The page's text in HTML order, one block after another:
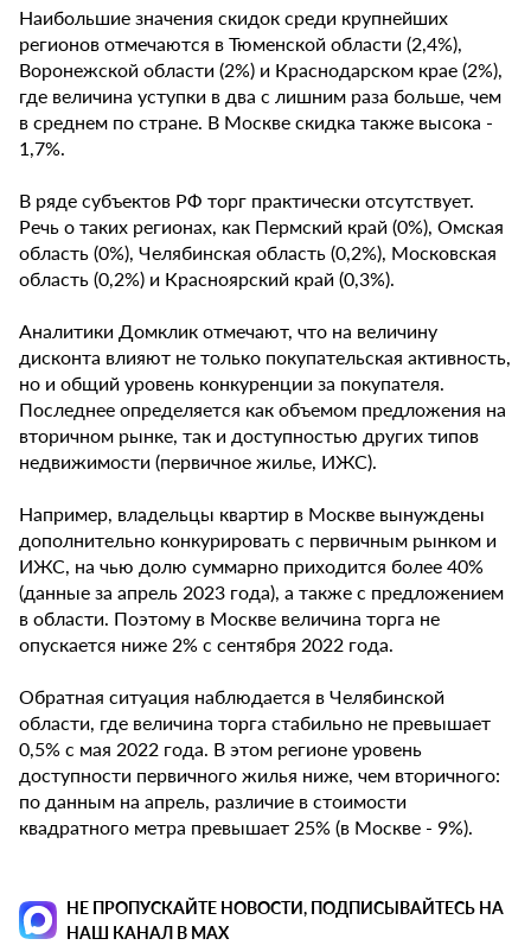
Наибольшие значения скидок среди крупнейших
регионов отмечаются в Тюменской области (2,4%),
Воронежской области (2%) и Краснодарском крае (2%),
где величина уступки в два с лишним раза больше, чем
в среднем по стране. В Москве скидка также высока -
1,7%.
В ряде субъектов РФ торг практически отсутствует.
Речь о таких регионах, как Пермский край (0%), Омская
область (0%), Челябинская область (0,2%), Московская
область (0,2%) и Красноярский край (0,3%).
Аналитики Домклик отмечают, что на величину
дисконта влияют не только покупательская активность,
но и общий уровень конкуренции за покупателя.
Последнее определяется как объемом предложения на
вторичном рынке, так и доступностью других типов
недвижимости (первичное жилье, ИЖС).
Например, владельцы квартир в Москве вынуждены
дополнительно конкурировать с первичным рынком и
ИЖС, на чью долю суммарно приходится более 40%
(данные за апрель 2023 года), а также с предложением
в области. Поэтому в Москве величина торга не
опускается ниже 2% с сентября 2022 года.
Обратная ситуация наблюдается в Челябинской
области, где величина торга стабильно не превышает
0,5% с мая 2022 года. В этом регионе уровень
доступности первичного жилья ниже, чем вторичного:
по данным на апрель, различие в стоимости
квадратного метра превышает 25% (в Москве - 9%).
НЕ ПРОПУСКАЙТЕ НОВОСТИ, ПОДПИСЫВАЙТЕСЬ НА
НАШ КАНАЛ В MAX